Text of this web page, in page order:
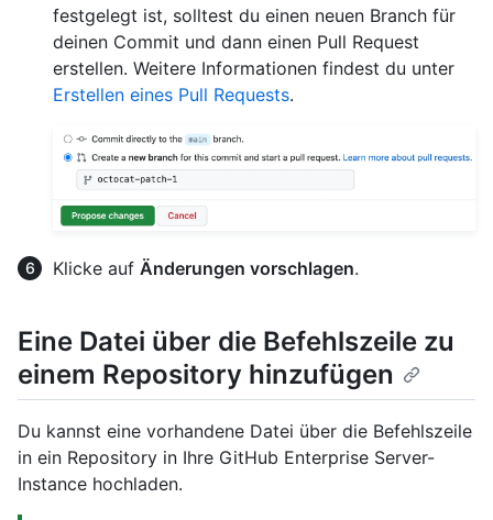
festgelegt ist, solltest du einen neuen Branch für
deinen Commit und dann einen Pull Request
erstellen. Weitere Informationen findest du unter
Erstellen eines Pull Requests.
Klicke auf Änderungen vorschlagen.
Eine Datei über die Befehlszeile zu
einem Repository hinzufügen
Du kannst eine vorhandene Datei über die Befehlszeile
in ein Repository in Ihre GitHub Enterprise Server-
Instance hochladen.